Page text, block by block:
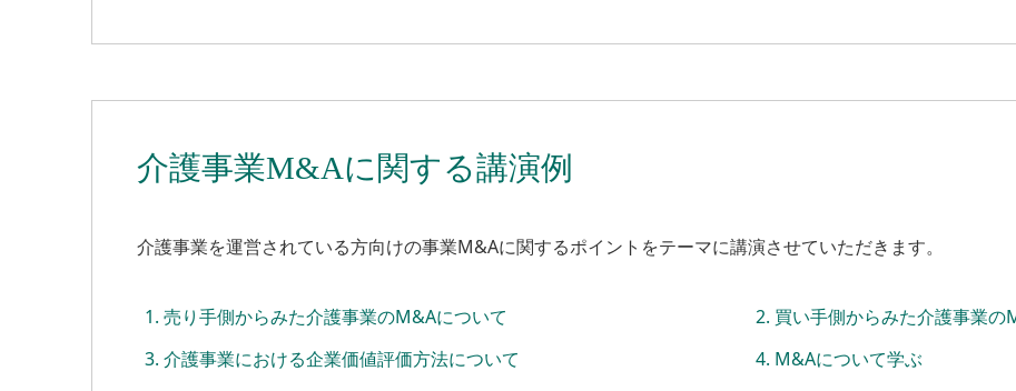
介護事業M&Aに関する講演例
介護事業を運営されている方向けの事業M&Aに関するポイントをテーマに講演させていただきます。
売り手側からみた介護事業のM&Aについて
買い手側からみた介護事業の
介護事業における企業価値評価方法について
M&Aについて学ぶ